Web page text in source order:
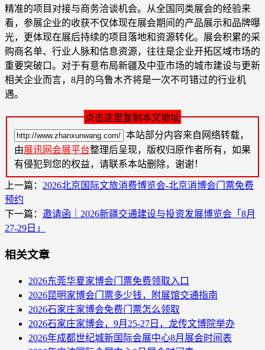
精准的项目对接与商务洽谈机会。从全国同类展会的经验来
看，参展企业的收获不仅体现在展会期间的产品展示和品牌曝
光，更体现在展后持续的项目落地和资源转化。展会积累的采
购商名单、行业人脉和信息资源，往往是企业开拓区域市场的
重要突破口。对于有意布局新疆及中亚市场的城市建设与更新
相关企业而言，8月的乌鲁木齐将是一次不可错过的行业机
遇。
点击这里复制本文地址
本站部分内容来自网络转载，
由展讯网会展平台整理后呈现，版权归原作者所有，如果
有侵犯到您的权益，请联系本站删除，谢谢！
上一篇： 2026北京国际文旅消费博览会-北京消博会门票免费
预约
下一篇： 邀请函｜2026新疆交通建设与投资发展博览会「8月
27-29日」
相关文章
2026东莞华夏家博会门票免费领取入口
2026昆明家博会门票多少钱，附展馆交通指南
2026石家庄家博会免费门票怎么领取
2026石家庄家博会，9月25-27日，龙传文博院举办
2026年成都世纪城新国际会展中心8月展会时间表